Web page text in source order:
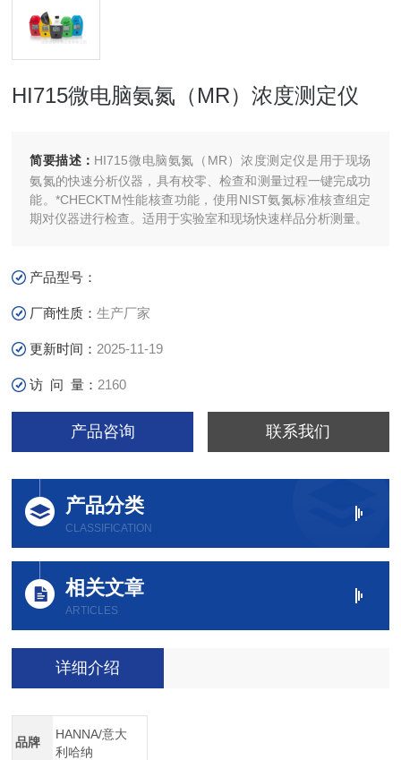
HI715微电脑氨氮（MR）浓度测定仪
简要描述： HI715微电脑氨氮（MR）浓度测定仪是用于现场
氨氮的快速分析仪器，具有校零、检查和测量过程一键完成功
能。*CHECKTM性能核查功能，使用NIST氨氮标准核查组定
期对仪器进行检查。适用于实验室和现场快速样品分析测量。
产品型号：
厂商性质：生产厂家
更新时间： 2025-11-19
访 问 量： 2160
产品咨询 联系我们
产品分类
CLASSIFICATION
相关文章
ARTICLES
详细介绍
品牌
HANNA/意大
利哈纳